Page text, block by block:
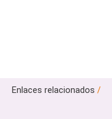
Enlaces relacionados /